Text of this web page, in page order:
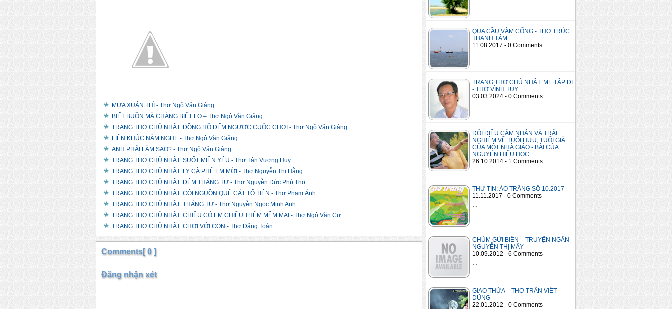
QUA CẦU VÀM CỐNG - THƠ TRÚC
THANH TÂM
11.08.2017 - 0 Comments
TRANG THƠ CHỦ NHẬT: MẸ TẬP ĐI
- THƠ VĨNH TUY
03.03.2024 - 0 Comments
ĐÔI ĐIỀU CẢM NHẬN VÀ TRẢI
NGHIỆM VỀ TUỔI HƯU, TUỔI GIÀ
CỦA MỘT NHÀ GIÁO - BÀI CỦA
NGUYỄN HIẾU HỌC
26.10.2014 - 1 Comments
THƯ TIN: ÁO TRẮNG SỐ 10.2017
11.11.2017 - 0 Comments
CHÙM GỬI BIỂN – TRUYỆN NGẮN
NGUYỄN THỊ MÂY
10.09.2012 - 6 Comments
GIAO THỪA – THƠ TRẦN VIẾT
DŨNG
22.01.2012 - 0 Comments
MƯA XUÂN THÌ - Thơ Ngô Văn Giảng
BIẾT BUỒN MÀ CHẲNG BIẾT LO – Thơ Ngô Văn Giảng
TRANG THƠ CHỦ NHẬT: ĐỒNG HỒ ĐẾM NGƯỢC CUỘC CHƠI - Thơ Ngô Văn Giảng
LIÊN KHÚC NẰM NGHE - Thơ Ngô Văn Giảng
ANH PHẢI LÀM SAO? - Thơ Ngô Văn Giảng
TRANG THƠ CHỦ NHẬT: SUỐT MIỀN YÊU - Thơ Tân Vương Huy
TRANG THƠ CHỦ NHẬT: LY CÀ PHÊ EM MỜI - Thơ Nguyễn Thị Hằng
TRANG THƠ CHỦ NHẬT: ĐÊM THÁNG TƯ - Thơ Nguyễn Đức Phú Thọ
TRANG THƠ CHỦ NHẬT: CỘI NGUỒN QUÊ CÁT TỔ TIÊN - Thơ Phạm Ánh
TRANG THƠ CHỦ NHẬT: THÁNG TƯ - Thơ Nguyễn Ngọc Minh Anh
TRANG THƠ CHỦ NHẬT: CHIỀU CÓ EM CHIỀU THÊM MỀM MẠI - Thơ Ngô Văn Cư
TRANG THƠ CHỦ NHẬT: CHƠI VỚI CON - Thơ Đặng Toán
Comments[ 0 ]
Đăng nhận xét